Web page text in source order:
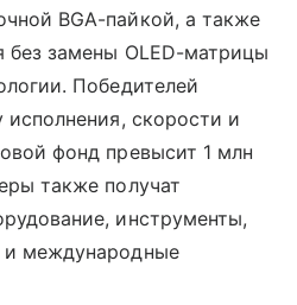
BGA-пайкой, а также
без замены OLED-матрицы
Победителей
исполнения, скорости и
фонд превысит 1 млн
также получат
инструменты,
и международные